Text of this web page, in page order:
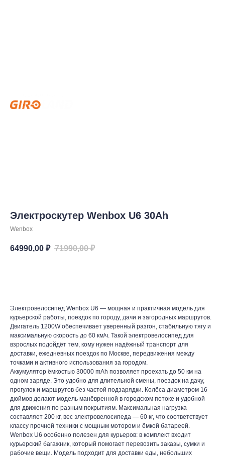
Электроскутер Wenbox U6 30Ah
Wenbox
64990,00 ₽ 71990,00 ₽
Электровелосипед Wenbox U6 — мощная и практичная модель для
курьерской работы, поездок по городу, дачи и загородных маршрутов.
Двигатель 1200W обеспечивает уверенный разгон, стабильную тягу и
максимальную скорость до 60 км/ч. Такой электровелосипед для
взрослых подойдёт тем, кому нужен надёжный транспорт для
доставки, ежедневных поездок по Москве, передвижения между
точками и активного использования за городом.
Аккумулятор ёмкостью 30000 mAh позволяет проехать до 50 км на
одном заряде. Это удобно для длительной смены, поездок на дачу,
прогулок и маршрутов без частой подзарядки. Колёса диаметром 16
дюймов делают модель манёвренной в городском потоке и удобной
для движения по разным покрытиям. Максимальная нагрузка
составляет 200 кг, вес электровелосипеда — 60 кг, что соответствует
классу прочной техники с мощным мотором и ёмкой батареей.
Wenbox U6 особенно полезен для курьеров: в комплект входит
курьерский багажник, который помогает перевозить заказы, сумки и
рабочие вещи. Модель подходит для доставки еды, небольших